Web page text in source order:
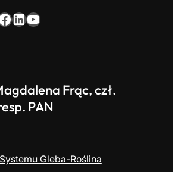
LinkedIn YouTube
Frąc, czł.
PAN
Gleba-Roślina